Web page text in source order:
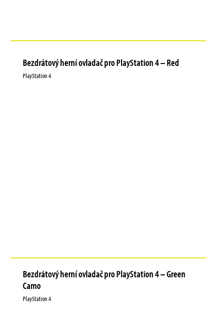
Bezdrátový herní ovladač pro PlayStation 4 – Red
PlayStation 4
Bezdrátový herní ovladač pro PlayStation 4 – Green
Camo
PlayStation 4